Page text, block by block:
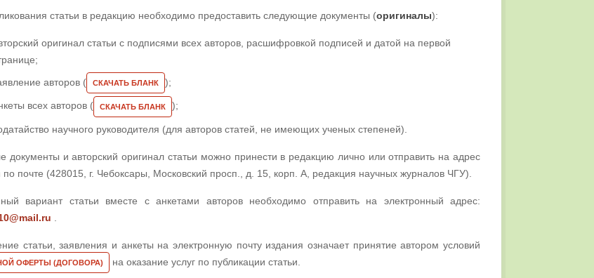
статьи в редакцию необходимо предоставить следующие документы (оригиналы):
оригинал статьи с подписями всех авторов, расшифровкой подписей и датой на первой
авторов (
СКАЧАТЬ БЛАНК );
всех авторов ( СКАЧАТЬ БЛАНК );
научного руководителя (для авторов статей, не имеющих ученых степеней).
документы и авторский оригинал статьи можно принести в редакцию лично или отправить на адрес
по почте (428015, г. Чебоксары, Московский просп., д. 15, корп. А, редакция научных журналов ЧГУ).
вариант статьи вместе с анкетами авторов необходимо отправить на электронный адрес:
статьи, заявления и анкеты на электронную почту издания означает принятие автором условий
ОФЕРТЫ (ДОГОВОРА) на оказание услуг по публикации статьи.